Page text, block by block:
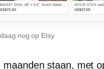
nog op Etsy
staan, met